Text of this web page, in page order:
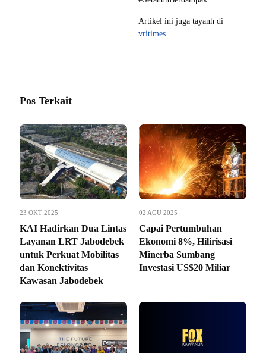
Artikel ini juga tayanh di
vritimes
Pos Terkait
23 OKT 2025
KAI Hadirkan Dua Lintas
Layanan LRT Jabodebek
untuk Perkuat Mobilitas
dan Konektivitas
Kawasan Jabodebek
02 AGU 2025
Capai Pertumbuhan
Ekonomi 8%, Hilirisasi
Minerba Sumbang
Investasi US$20 Miliar